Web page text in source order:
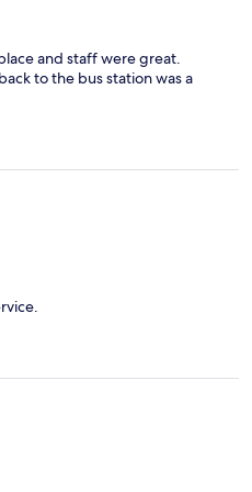
and staff were great.
to the bus station was a